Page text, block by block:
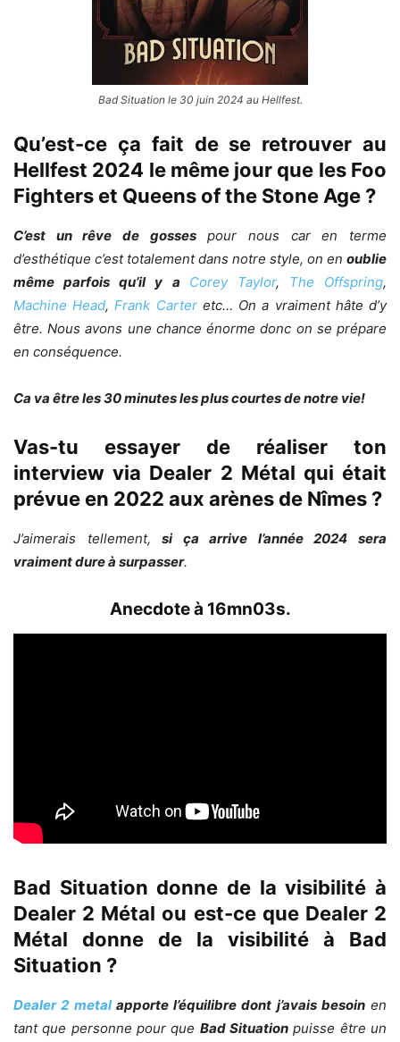
Bad Situation le 30 juin 2024 au Hellfest.
Qu’est-ce ça fait de se retrouver au
Hellfest 2024 le même jour que les Foo
Fighters et Queens of the Stone Age ?
C’est un rêve de gossespour nous car en terme
d’esthétique c’est totalement dans notre style, on en oublie
même parfois qu’il y a Corey Taylor, The Offspring,
Machine Head,Frank Carteretc… On a vraiment hâte d’y
être. Nous avons une chance énorme donc on se prépare
en conséquence.
Ca va être les 30 minutes les plus courtes de notre vie!
Vas-tu essayer de réaliser ton
interview via Dealer 2 Métal qui était
prévue en 2022 aux arènes de Nîmes ?
J’aimerais tellement,si ça arrive l’année 2024 sera
vraiment dure à surpasser.
Anecdote à 16mn03s.
Bad Situation donne de la visibilité à
Dealer 2 Métal ou est-ce que Dealer 2
Métal donne de la visibilité à Bad
Situation ?
Dealer 2 metalapporte l’équilibre dont j’avais besoinen
tant que personne pour que Bad Situation puisse être un